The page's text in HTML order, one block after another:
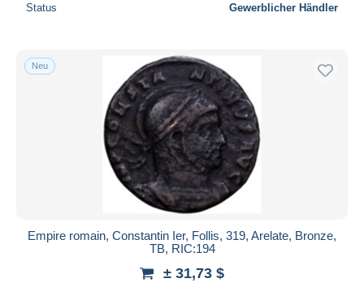
Status Gewerblicher Händler
Neu
Empire romain, Constantin Ier, Follis, 319, Arelate, Bronze,
TB, RIC:194
± 31,73 $